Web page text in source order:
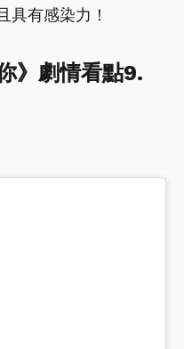
具有感染力！
》劇情看點9.